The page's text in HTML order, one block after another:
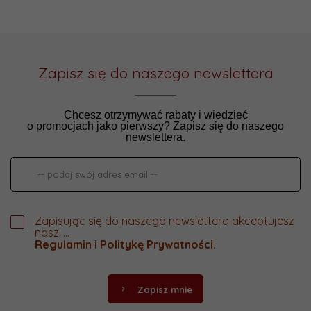
Zapisz się do naszego newslettera
Chcesz otrzymywać rabaty i wiedzieć
o promocjach jako pierwszy? Zapisz się do naszego
newslettera.
Zapisując się do naszego newslettera akceptujesz
nasz.....
Regulamin i Politykę Prywatności.
Zapisz mnie